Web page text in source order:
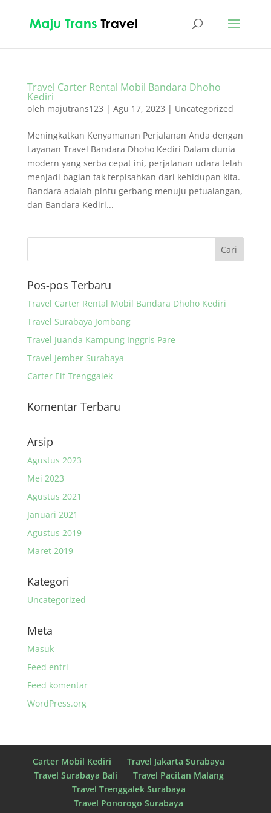
Travel Carter Rental Mobil Bandara Dhoho
Kediri
oleh majutrans123 | Agu 17, 2023 | Uncategorized
Meningkatkan Kenyamanan Perjalanan Anda dengan
Layanan Travel Bandara Dhoho Kediri Dalam dunia
modern yang serba cepat ini, perjalanan udara telah
menjadi bagian tak terpisahkan dari kehidupan kita.
Bandara adalah pintu gerbang menuju petualangan,
dan Bandara Kediri...
Pos-pos Terbaru
Travel Carter Rental Mobil Bandara Dhoho Kediri
Travel Surabaya Jombang
Travel Juanda Kampung Inggris Pare
Travel Jember Surabaya
Carter Elf Trenggalek
Komentar Terbaru
Arsip
Agustus 2023
Mei 2023
Agustus 2021
Januari 2021
Agustus 2019
Maret 2019
Kategori
Uncategorized
Meta
Masuk
Feed entri
Feed komentar
WordPress.org
Carter Mobil Kediri
Travel Jakarta Surabaya
Travel Surabaya Bali
Travel Pacitan Malang
Travel Trenggalek Surabaya
Travel Ponorogo Surabaya